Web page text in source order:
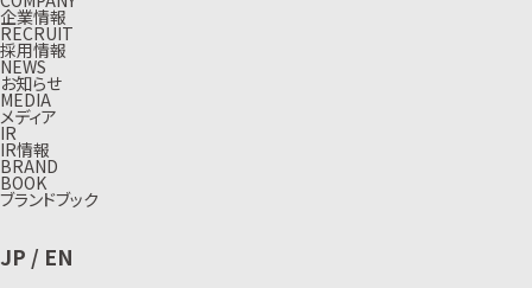
企業情報
RECRUIT
採用情報
NEWS
お知らせ
MEDIA
メディア
IR
IR情報
BRAND
BOOK
ブランドブック
JP / EN